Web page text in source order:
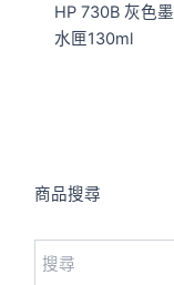
商品搜尋
HP 730B 灰色墨
水匣130ml